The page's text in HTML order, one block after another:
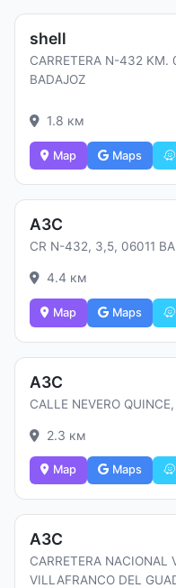
shell
CARRETERA N-432
BADAJOZ
1.8 км
Map Maps
АЗС
CR N-432, 3,5, 06011
4.4 км
Map Maps
АЗС
CALLE NEVERO
2.3 км
Map Maps
АЗС
CARRETERA NACIONAL
VILLAFRANCO DEL